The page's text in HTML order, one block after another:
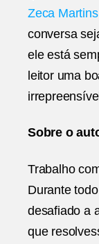
Zeca Martins
conversa
ele está
leitor uma
Sobre o
Trabalho
Durante
desafiado a
que